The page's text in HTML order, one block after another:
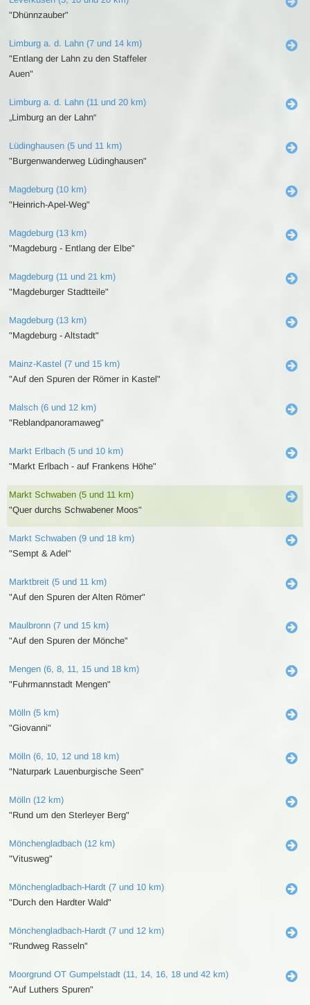
"Dhünnzauber"
Limburg a. d. Lahn (7 und 14 km)
"Entlang der Lahn zu den Staffeler
Auen"
Limburg a. d. Lahn (11 und 20 km)
„Limburg an der Lahn“
Lüdinghausen (5 und 11 km)
"Burgenwanderweg Lüdinghausen"
Magdeburg (10 km)
"Heinrich-Apel-Weg"
Magdeburg (13 km)
"Magdeburg - Entlang der Elbe"
Magdeburg (11 und 21 km)
"Magdeburger Stadtteile"
Magdeburg (13 km)
"Magdeburg - Altstadt"
Mainz-Kastel (7 und 15 km)
"Auf den Spuren der Römer in Kastel"
Malsch (6 und 12 km)
"Reblandpanoramaweg"
Markt Erlbach (5 und 10 km)
"Markt Erlbach - auf Frankens Höhe"
Markt Schwaben (5 und 11 km)
"Quer durchs Schwabener Moos"
Markt Schwaben (9 und 18 km)
"Sempt & Adel"
Marktbreit (5 und 11 km)
"Auf den Spuren der Alten Römer"
Maulbronn (7 und 15 km)
"Auf den Spuren der Mönche"
Mengen (6, 8, 11, 15 und 18 km)
"Fuhrmannstadt Mengen"
Mölln (5 km)
"Giovanni"
Mölln (6, 10, 12 und 18 km)
"Naturpark Lauenburgische Seen"
Mölln (12 km)
"Rund um den Sterleyer Berg"
Mönchengladbach (12 km)
"Vitusweg"
Mönchengladbach-Hardt (7 und 10 km)
"Durch den Hardter Wald"
Mönchengladbach-Hardt (7 und 12 km)
"Rundweg Rasseln"
Moorgrund OT Gumpelstadt (11, 14, 16, 18 und 42 km)
"Auf Luthers Spuren"